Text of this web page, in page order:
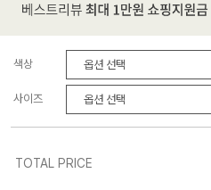
색상
사이즈
TOTAL PRICE